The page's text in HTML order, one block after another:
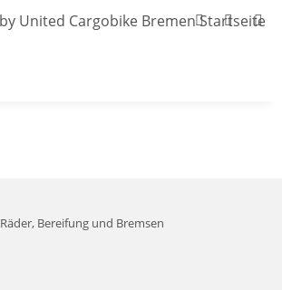
Räder, Bereifung und Bremsen